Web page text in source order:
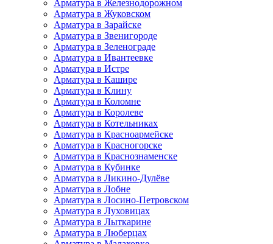
Арматура в Железнодорожном
Арматура в Жуковском
Арматура в Зарайске
Арматура в Звенигороде
Арматура в Зеленограде
Арматура в Ивантеевке
Арматура в Истре
Арматура в Кашире
Арматура в Клину
Арматура в Коломне
Арматура в Королеве
Арматура в Котельниках
Арматура в Красноармейске
Арматура в Красногорске
Арматура в Краснознаменске
Арматура в Кубинке
Арматура в Ликино-Дулёве
Арматура в Лобне
Арматура в Лосино-Петровском
Арматура в Луховицах
Арматура в Лыткарине
Арматура в Люберцах